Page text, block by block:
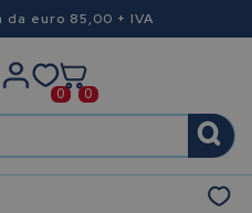
euro 85,00 + IVA
0 0